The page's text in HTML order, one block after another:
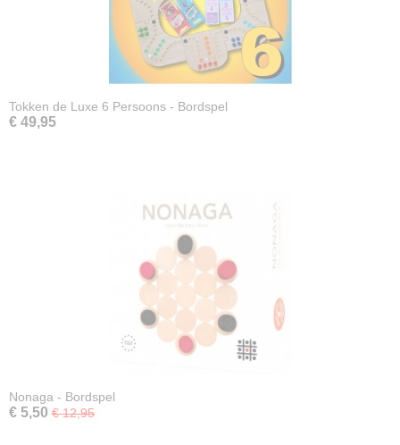
Tokken de Luxe 6 Persoons - Bordspel
€ 49,95
Nonaga - Bordspel
€ 5,50 € 12,95